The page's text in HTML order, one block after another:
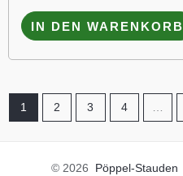
IN DEN WARENKORB
1 2 3 4 …
© 2026 Pöppel-Stauden